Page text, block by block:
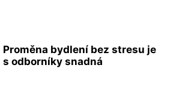
Proměna bydlení bez stresu je
s odborníky snadná